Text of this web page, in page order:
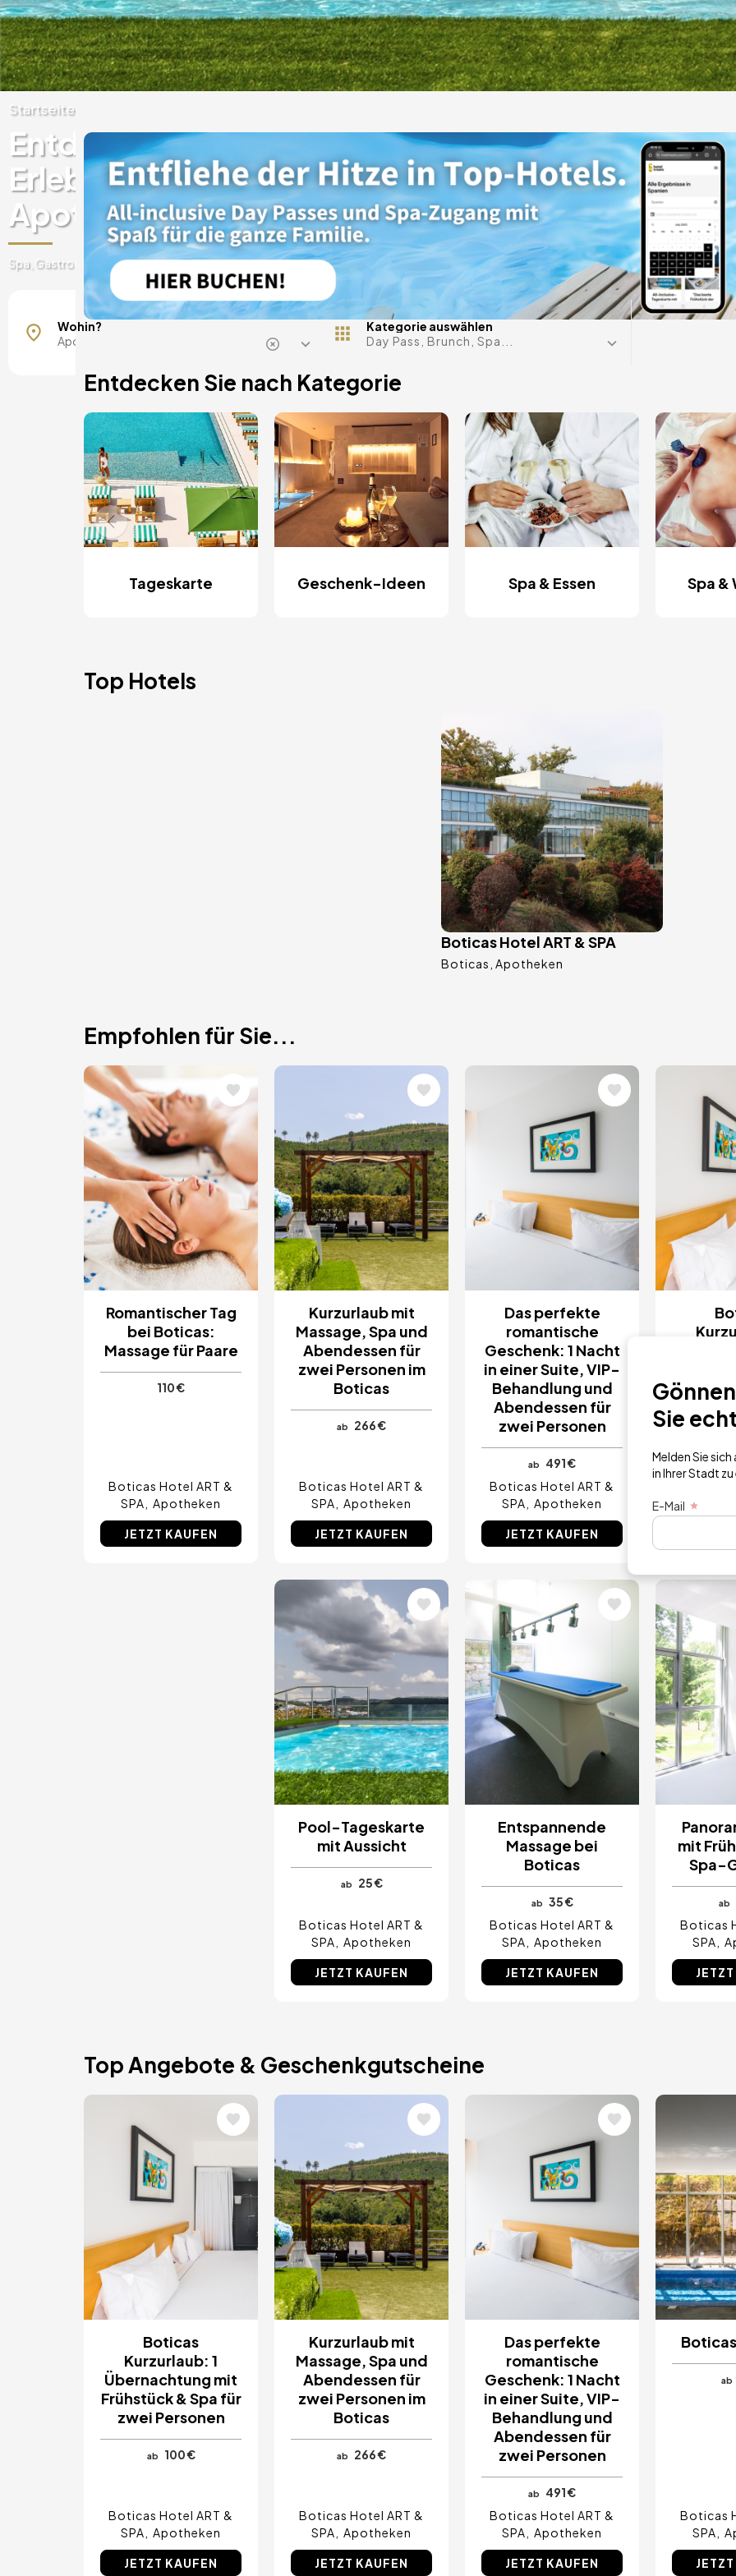
Startseite
Entdecken Sie einzigartige
Erlebnisse in Luxushotels auf
Apotheken
Spa, Gastronomie, Tageskarten, Ausflüge und vieles mehr
Wohin?
Kategorie auswählen
Day Pass, Brunch, Spa...
Datum im
Entdecken Sie nach Kategorie
Tageskarte Geschenk-Ideen Spa & Essen Spa &
Top Hotels
Bild
Boticas Hotel ART & SPA
Boticas Apotheken
Empfohlen für Sie...
Bild
Romantischer Tag
bei Boticas:
Massage für Paare
110 €
Boticas Hotel ART &
SPA
Apotheken
JETZT KAUFEN
Kurzurlaub mit
Massage, Spa und
Abendessen für
zwei Personen im
Boticas
ab 266 €
Boticas Hotel ART &
SPA
Apotheken
JETZT KAUFEN
Das perfekte
romantische
Geschenk: 1 Nacht
in einer Suite, VIP-
Behandlung und
Abendessen für
zwei Personen
ab
491 €
Boticas Hotel ART &
SPA
Apotheken
JETZT KAUFEN
zwei
ab
SPA
Bild
Pool-Tageskarte
mit Aussicht
ab 25 €
Boticas Hotel ART &
SPA
Apotheken
JETZT KAUFEN
Bild
Entspannende
Massage bei
Boticas
ab
35 €
Boticas Hotel ART &
SPA
Apotheken
JETZT KAUFEN
Bild
mit
Spa-
ab
Boticas
SPA
Top Angebote & Geschenkgutscheine
Boticas
Kurzurlaub: 1
Übernachtung mit
Frühstück & Spa für
zwei Personen
ab 100 €
Boticas Hotel ART &
SPA
Apotheken
JETZT KAUFEN
Kurzurlaub mit
Massage, Spa und
Abendessen für
zwei Personen im
Boticas
ab 266 €
Boticas Hotel ART &
SPA
Apotheken
JETZT KAUFEN
Das perfekte
romantische
Geschenk: 1 Nacht
in einer Suite, VIP-
Behandlung und
Abendessen für
zwei Personen
ab
491 €
Boticas Hotel ART &
SPA
Apotheken
JETZT KAUFEN
ab
Boticas
SPA
Sie
Melden Sie
in Ihrer Stadt
E-Mail